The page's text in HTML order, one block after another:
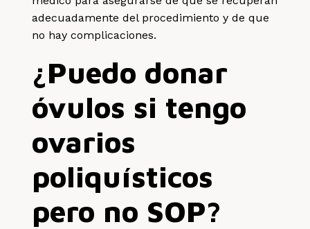
adecuadamente del procedimiento y de que
no hay complicaciones.
¿Puedo donar
óvulos si tengo
ovarios
poliquísticos
pero no SOP?